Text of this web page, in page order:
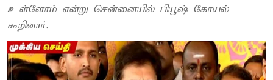
உள்ளோம் என்று சென்னையில் பியூஷ் கோயல்
கூறினார்.